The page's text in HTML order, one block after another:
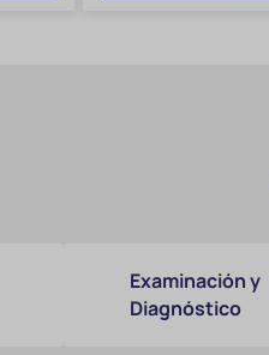
Examinación y
Diagnóstico